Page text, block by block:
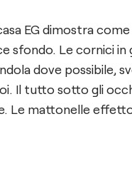
EG dimostra
sfondo. Le cornici
dove possibile,
Il tutto sotto gli
​Le mattonelle